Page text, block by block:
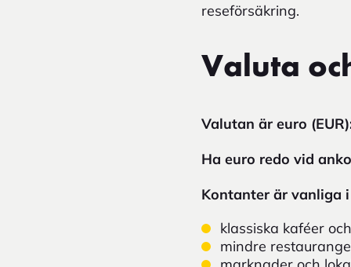
reseförsäkring.
Valuta
Valutan är euro
Ha euro redo vid
Kontanter är vanliga
klassiska kaféer
mindre